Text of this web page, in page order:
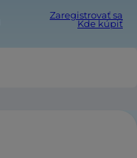
Zaregistrovať sa
Kde kúpiť